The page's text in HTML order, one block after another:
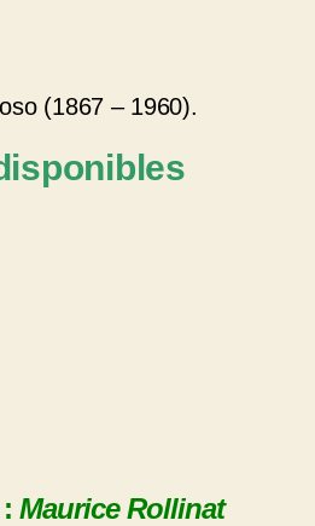
(1867 – 1960).
Maurice Rollinat